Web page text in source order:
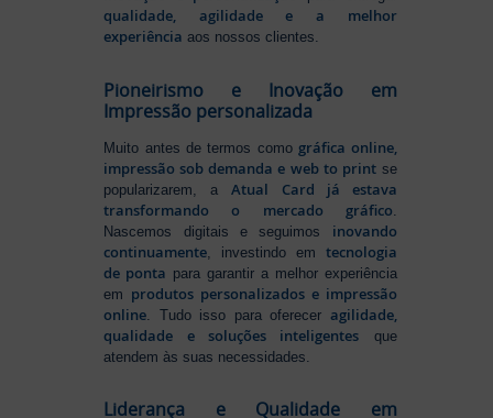
qualidade, agilidade e a melhor
experiência aos nossos clientes.
Pioneirismo e Inovação em
Impressão personalizada
Muito antes de termos como gráfica online,
impressão sob demanda e web to printse
popularizarem, aAtual Card já estava
transformando o mercado gráfico
Nascemos digitais e seguimos inovando
continuamente , investindo em tecnologia
de ponta para garantir a melhor experiência
em produtos personalizados e impressão
online . Tudo isso para oferecer agilidade,
qualidade e soluções inteligentes que
atendem às suas necessidades.
Liderança e Qualidade em